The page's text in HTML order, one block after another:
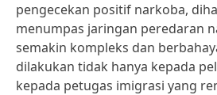
pengecekan positif narkoba,
menumpas jaringan peredaran
semakin kompleks dan
dilakukan tidak hanya kepada
kepada petugas imigrasi yang